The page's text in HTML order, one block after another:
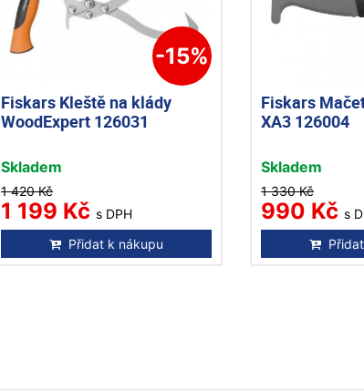
-15%
Fiskars Kleště na klády
WoodExpert 126031
Skladem
1 420 Kč
1 199 Kč s DPH
Přidat k nákupu
Fiskars
XA3 126004
Skladem
1 330 Kč
990 Kč s